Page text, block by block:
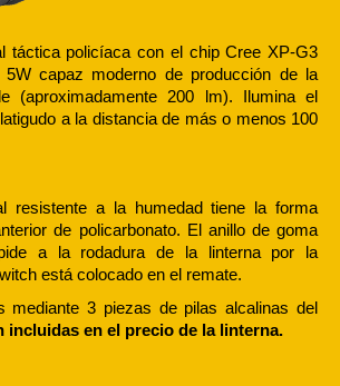
táctica policíaca con el chip Cree XP-G3
capaz moderno de producción de la
(aproximadamente 200 lm). Ilumina el
a la distancia de más o menos 100
resistente a la humedad tiene la forma
de policarbonato. El anillo de goma
a la rodadura de la linterna por la
está colocado en el remate.
mediante 3 piezas de pilas alcalinas del
incluidas en el precio de la linterna.